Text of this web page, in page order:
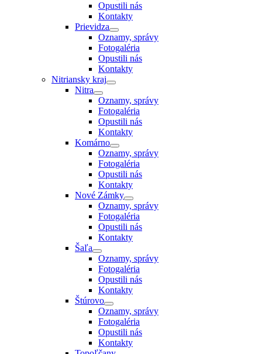
Opustili nás
Kontakty
Prievidza
Oznamy, správy
Fotogaléria
Opustili nás
Kontakty
Nitriansky kraj
Nitra
Oznamy, správy
Fotogaléria
Opustili nás
Kontakty
Komárno
Oznamy, správy
Fotogaléria
Opustili nás
Kontakty
Nové Zámky
Oznamy, správy
Fotogaléria
Opustili nás
Kontakty
Šaľa
Oznamy, správy
Fotogaléria
Opustili nás
Kontakty
Štúrovo
Oznamy, správy
Fotogaléria
Opustili nás
Kontakty